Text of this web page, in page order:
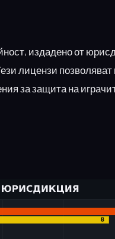
издадено от
лицензи
за защита на